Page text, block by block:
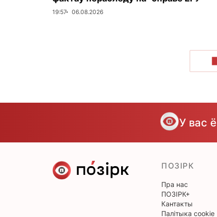
19:57 06.08.2026
У вас
ПОЗІРК
Пра нас
ПОЗІРК+
Кантакты
Палітыка cookie